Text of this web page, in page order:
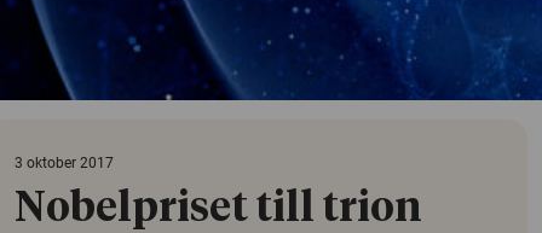
3 oktober 2017
Nobelpriset till trion